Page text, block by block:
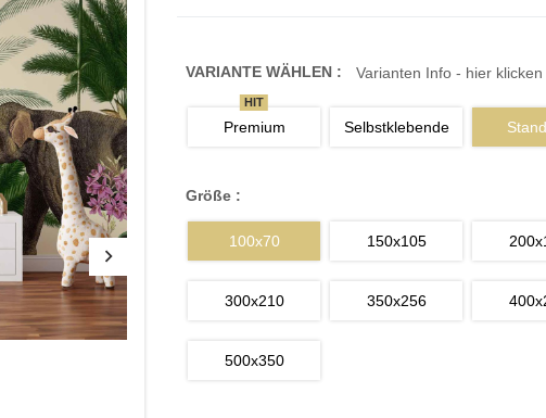
VARIANTE WÄHLEN : Varianten Info - hier klicken
Premium
HIT
Selbstklebende
Größe :
100x70 150x105
300x210 350x256
500x350